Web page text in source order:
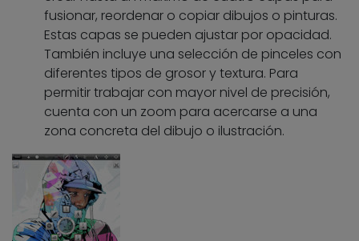
fusionar, reordenar o copiar dibujos o pinturas.
Estas capas se pueden ajustar por opacidad.
También incluye una selección de pinceles con
diferentes tipos de grosor y textura. Para
permitir trabajar con mayor nivel de precisión,
cuenta con un zoom para acercarse a una
zona concreta del dibujo o ilustración.